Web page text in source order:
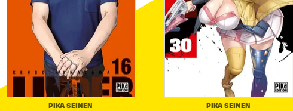
PIKA SEINEN PIKA SEINEN